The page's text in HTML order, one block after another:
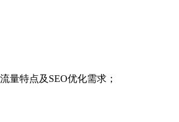
量特点及SEO优化需求；